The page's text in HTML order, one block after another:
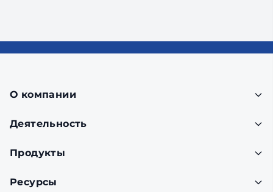
О компании
Деятельность
Продукты
Ресурсы